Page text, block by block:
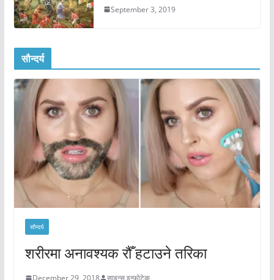
September 3, 2019
सौन्दर्य
सौन्दर्य
शरीरमा अनावश्यक रौँ हटाउने तरिका